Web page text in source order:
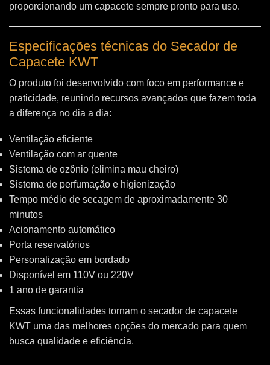
proporcionando um capacete sempre pronto para uso.
Especificações técnicas do Secador de
Capacete KWT
O produto foi desenvolvido com foco em performance e
praticidade, reunindo recursos avançados que fazem toda
a diferença no dia a dia:
Ventilação eficiente
Ventilação com ar quente
Sistema de ozônio (elimina mau cheiro)
Sistema de perfumação e higienização
Tempo médio de secagem de aproximadamente 30
minutos
Acionamento automático
Porta reservatórios
Personalização em bordado
Disponível em 110V ou 220V
1 ano de garantia
Essas funcionalidades tornam o secador de capacete
KWT uma das melhores opções do mercado para quem
busca qualidade e eficiência.